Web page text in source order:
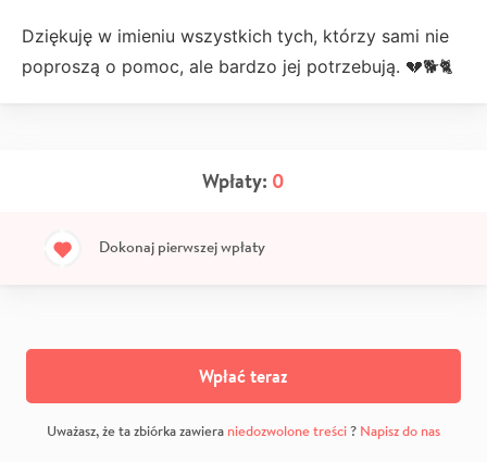
Dziękuję w imieniu wszystkich tych, którzy sami nie
poproszą o pomoc, ale bardzo jej potrzebują. 💔🐕🐈
Wpłaty: 0
Dokonaj pierwszej wpłaty
Wpłać teraz
Uważasz, że ta zbiórka zawiera niedozwolone treści? Napisz do nas